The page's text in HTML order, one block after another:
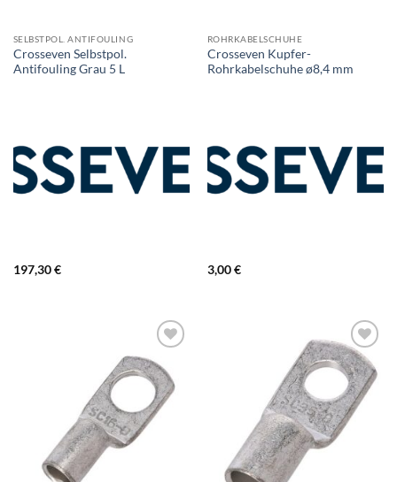
SELBSTPOL. ANTIFOULING
Crosseven Selbstpol.
Antifouling Grau 5 L
197,30€
ROHRKABELSCHUHE
Crosseven Kupfer-
Rohrkabelschuhe ø8,4 mm
3,00€